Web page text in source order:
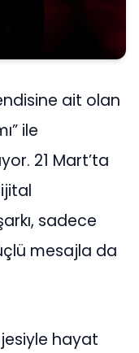
ait olan
ile
21 Mart’ta
sadece
mesajla da
hayat